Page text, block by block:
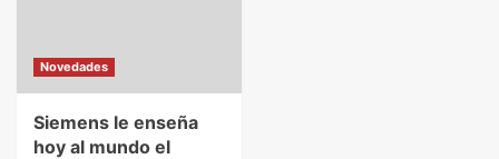
Novedades
Siemens le enseña
hoy al mundo el